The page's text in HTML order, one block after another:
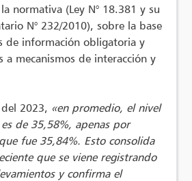
normativa (Ley N° 18.381 y su
N° 232/2010), sobre la base
de información obligatoria y
a mecanismos de interacción y
2023, «en promedio, el nivel
de 35,58%, apenas por
fue 35,84%. Esto consolida
que se viene registrando
y confirma el